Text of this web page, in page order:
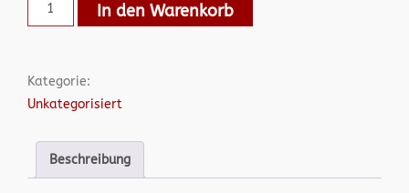
In den Warenkorb
Kategorie:
Unkategorisiert
Beschreibung